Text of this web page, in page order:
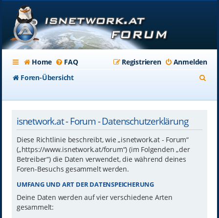
Home FAQ Anmelden
Registrieren
Foren-Übersicht
isnetwork.at - Forum - Datenschutzerklärung
Diese Richtlinie beschreibt, wie „isnetwork.at - Forum“
(„https://www.isnetwork.at/forum“) (im Folgenden „der
Betreiber“) die Daten verwendet, die während deines
Foren-Besuchs gesammelt werden.
UMFANG UND ART DER DATENSPEICHERUNG
Deine Daten werden auf vier verschiedene Arten
gesammelt: